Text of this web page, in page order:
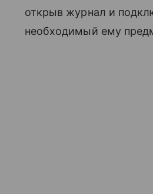
открыв журнал и
необходимый ему